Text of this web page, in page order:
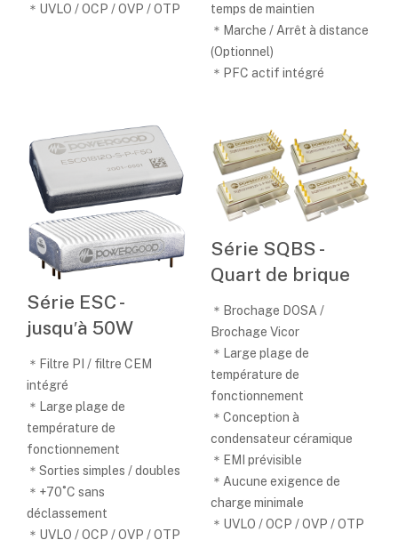
＊UVLO / OCP / OVP / OTP
temps de maintien
＊Marche / Arrêt à distance
(Optionnel)
＊PFC actif intégré
Série ESC -
jusqu′à 50W
＊Filtre PI / filtre CEM
intégré
＊Large plage de
température de
fonctionnement
＊Sorties simples / doubles
＊+70˚C sans
déclassement
＊UVLO / OCP / OVP / OTP
Série SQBS -
Quart de brique
＊Brochage DOSA /
Brochage Vicor
＊Large plage de
température de
fonctionnement
＊Conception à
condensateur céramique
＊EMI prévisible
＊Aucune exigence de
charge minimale
＊UVLO / OCP / OVP / OTP